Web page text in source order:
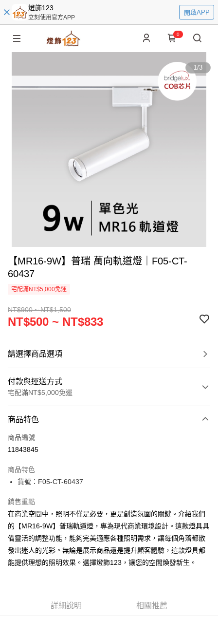
燈飾123
立刻使用官方APP
開啟APP
0
1/3
【MR16-9W】普瑞 萬向軌道燈｜F05-CT-
60437
宅配滿NT$5,000免運
NT$900 ~ NT$1,500
NT$500 ~ NT$833
請選擇商品選項
付款與運送方式
宅配滿NT$5,000免運
信用卡一次付款
LINE Pay
街口支付
悠遊付
Google Pay
全盈+PAY
AFTEE先享後付
相關說明
１．簡單：不需註冊會員、不需綁卡、不需儲值。
２．便利：只要手機號碼，簡訊認證，即可結帳。
商品特色
商品編號
11843845
商品特色
貨號：F05-CT-60437
銷售重點
在商業空間中，照明不僅是必要，更是創造氛圍的關鍵。介紹我們
的【MR16-9W】普瑞軌道燈，專為現代商業環境設計。這款燈具具
備靈活的調整功能，能夠完美適應各種照明需求，讓每個角落都散
發出迷人的光彩。無論是展示商品還是提升顧客體驗，這款燈具都
能提供理想的照明效果。選擇燈飾123，讓您的空間煥發新生。
詳細說明 相關推薦